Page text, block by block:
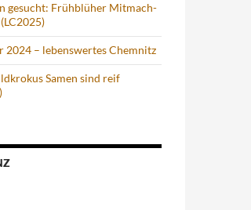
gesucht: Frühblüher Mitmach-
2024 – lebenswertes Chemnitz
Samen sind reif